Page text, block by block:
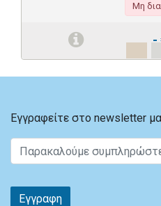
Μη
-
Εγγραφείτε στο newsletter
Εγγραφη